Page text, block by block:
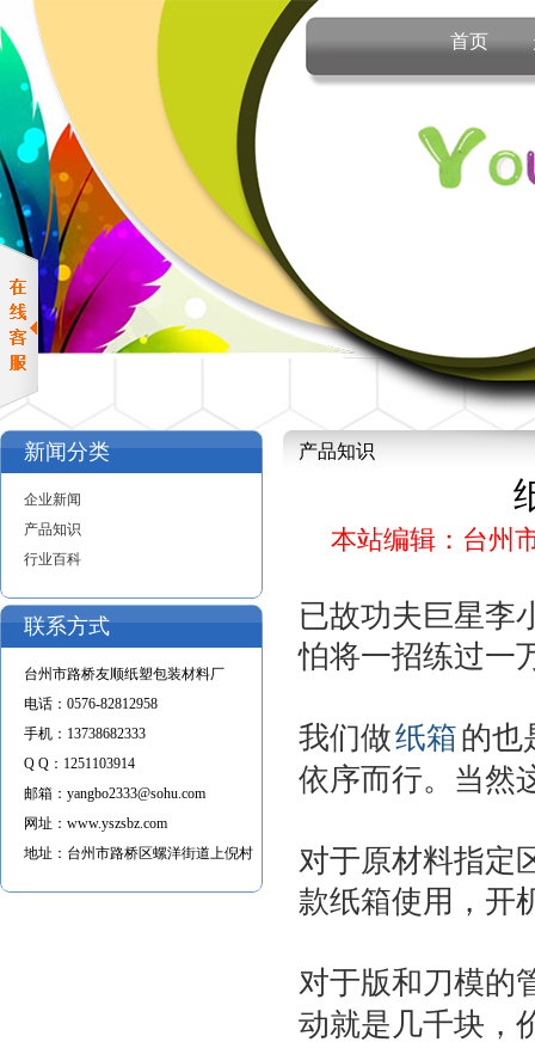
首页
新闻分类
企业新闻
产品知识
行业百科
联系方式
台州市路桥友顺纸塑包装材料厂
电话： 0576-82812958
手机： 13738682333
Q Q： 1251103914
邮箱： yangbo2333@sohu.com
网址： www.yszsbz.com
地址： 台州市路桥区螺洋街道上倪村
产品知识
本站编辑：台州
已故功夫巨星李
怕将一招练过一
我们做纸箱的也
依序而行。当然
对于原材料指定
款纸箱使用，开
对于版和刀模的
动就是几千块，